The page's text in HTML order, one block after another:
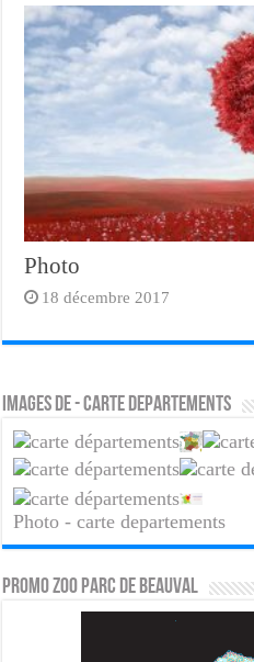
Photo
18 décembre 2017
Images de - carte departements
Photo - carte departements
PROMO ZOO PARC DE BEAUVAL